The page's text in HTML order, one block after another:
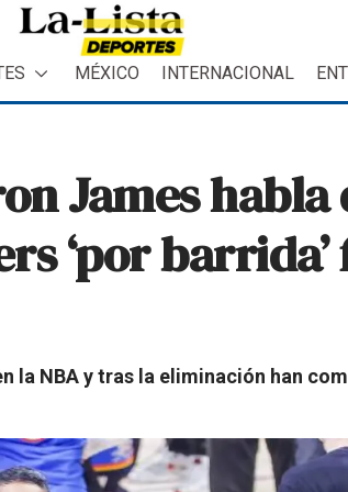
MÉXICO INTERNACIONAL
James
‘por
la NBA y tras la eliminación han